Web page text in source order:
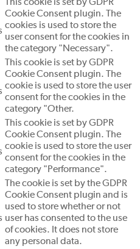
This cookie is set by GDPR
Cookie Consent plugin. The
cookies is used to store the
user consent for the cookies in
the category "Necessary".
This cookie is set by GDPR
Cookie Consent plugin. The
cookie is used to store the user
consent for the cookies in the
category "Other.
This cookie is set by GDPR
Cookie Consent plugin. The
cookie is used to store the user
consent for the cookies in the
category "Performance".
The cookie is set by the GDPR
Cookie Consent plugin and is
used to store whether or not
user has consented to the use
of cookies. It does not store
any personal data.